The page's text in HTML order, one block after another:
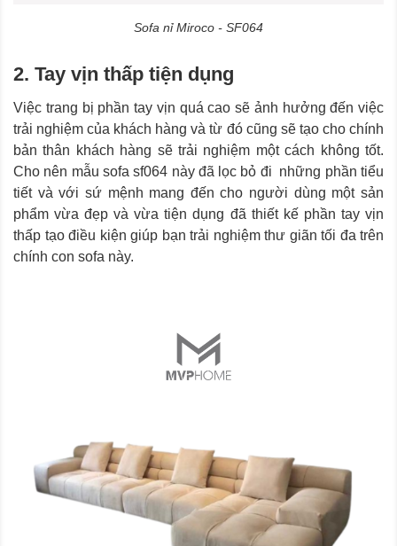
Sofa nỉ Miroco - SF064
2. Tay vịn thấp tiện dụng
Việc trang bị phần tay vịn quá cao sẽ ảnh hưởng đến việc
trải nghiệm của khách hàng và từ đó cũng sẽ tạo cho chính
bản thân khách hàng sẽ trải nghiệm một cách không tốt.
Cho nên mẫu sofa sf064 này đã lọc bỏ đi những phần tiểu
tiết và với sứ mệnh mang đến cho người dùng một sản
phẩm vừa đẹp và vừa tiện dụng đã thiết kế phần tay vịn
thấp tạo điều kiện giúp bạn trải nghiệm thư giãn tối đa trên
chính con sofa này.